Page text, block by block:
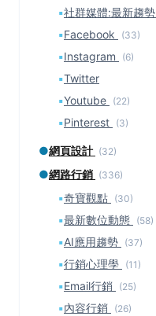
▪社群媒體:最新趨勢
▪Facebook (33)
▪Instagram (6)
▪Twitter
▪Youtube (22)
▪Pinterest (3)
●網頁設計 (32)
●網路行銷 (336)
▪奇寶觀點 (30)
▪最新數位動態 (58)
▪AI應用趨勢 (37)
▪行銷心理學 (11)
▪Email行銷 (25)
▪內容行銷 (26)